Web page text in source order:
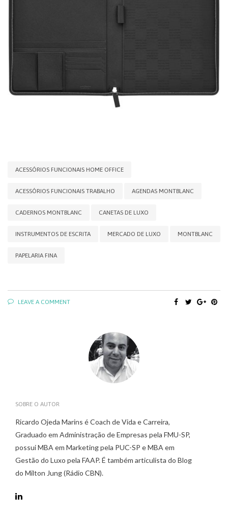
ACESSÓRIOS FUNCIONAIS HOME OFFICE
ACESSÓRIOS FUNCIONAIS TRABALHO AGENDAS MONTBLANC
CADERNOS MONTBLANC CANETAS DE LUXO
INSTRUMENTOS DE ESCRITA MERCADO DE LUXO MONTBLANC
PAPELARIA FINA
LEAVE A COMMENT
SOBRE O AUTOR
Ricardo Ojeda Marins é Coach de Vida e Carreira,
Graduado em Administração de Empresas pela FMU-SP,
possui MBA em Marketing pela PUC-SP e MBA em
Gestão do Luxo pela FAAP. É também articulista do Blog
do Milton Jung (Rádio CBN).